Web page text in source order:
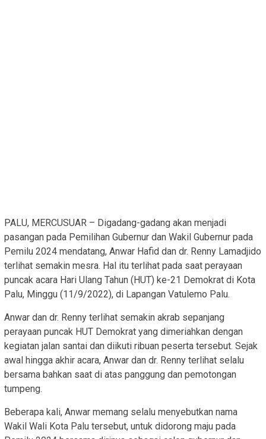
PALU, MERCUSUAR – Digadang-gadang akan menjadi
pasangan pada Pemilihan Gubernur dan Wakil Gubernur pada
Pemilu 2024 mendatang, Anwar Hafid dan dr. Renny Lamadjido
terlihat semakin mesra. Hal itu terlihat pada saat perayaan
puncak acara Hari Ulang Tahun (HUT) ke-21 Demokrat di Kota
Palu, Minggu (11/9/2022), di Lapangan Vatulemo Palu.
Anwar dan dr. Renny terlihat semakin akrab sepanjang
perayaan puncak HUT Demokrat yang dimeriahkan dengan
kegiatan jalan santai dan diikuti ribuan peserta tersebut. Sejak
awal hingga akhir acara, Anwar dan dr. Renny terlihat selalu
bersama bahkan saat di atas panggung dan pemotongan
tumpeng.
Beberapa kali, Anwar memang selalu menyebutkan nama
Wakil Wali Kota Palu tersebut, untuk didorong maju pada